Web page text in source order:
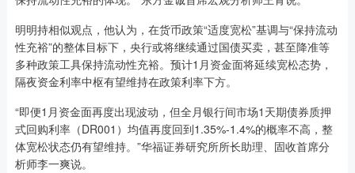
明明持相似观点，他认为，在货币政策“适度宽松”基调与“保持流动
性充裕”的整体目标下，央行或将继续通过国债买卖，甚至降准等
多种政策工具保持流动性充裕。预计1月资金面将延续宽松态势，
隔夜资金利率中枢有望维持在政策利率下方。
“即便1月资金面再度出现波动，但全月银行间市场1天期债券质押
式回购利率（DR001）均值再度回到1.35%-1.4%的概率不高，整
体宽松状态仍有望维持。”华福证券研究所所长助理、固收首席分
析师李一爽说。